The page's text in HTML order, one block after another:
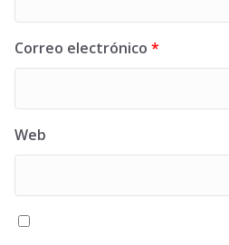
Correo electrónico *
Web